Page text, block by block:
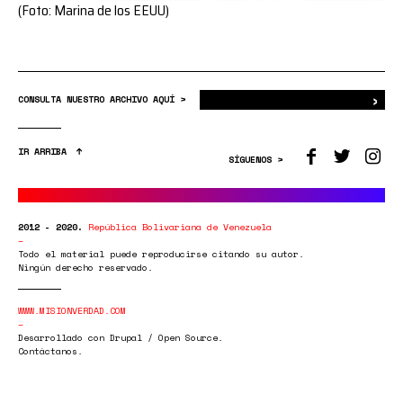
(Foto: Marina de los EEUU)
CONSULTA NUESTRO ARCHIVO AQUÍ > ›
IR ARRIBA
SÍGUENOS >
2012 - 2020. República Bolivariana de Venezuela
Todo el material puede reproducirse citando su autor.
Ningún derecho reservado.
WWW.MISIONVERDAD.COM
Desarrollado con Drupal / Open Source.
Contáctanos.